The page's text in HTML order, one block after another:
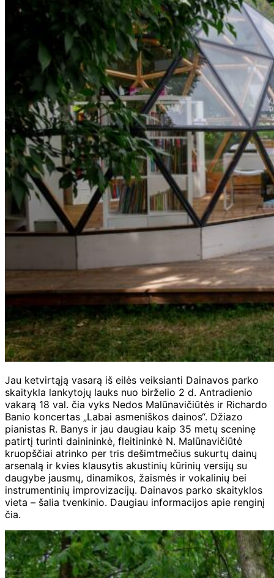
Jau ketvirtąją vasarą iš eilės veiksianti Dainavos parko
skaitykla lankytojų lauks nuo birželio 2 d. Antradienio
vakarą 18 val. čia vyks Nedos Malūnavičiūtės ir Richardo
Banio koncertas „Labai asmeniškos dainos“. Džiazo
pianistas R. Banys ir jau daugiau kaip 35 metų sceninę
patirtį turinti dainininkė, fleitininkė N. Malūnavičiūtė
kruopščiai atrinko per tris dešimtmečius sukurtų dainų
arsenalą ir kvies klausytis akustinių kūrinių versijų su
daugybe jausmų, dinamikos, žaismės ir vokalinių bei
instrumentinių improvizacijų. Dainavos parko skaityklos
vieta – šalia tvenkinio. Daugiau informacijos apie renginį
čia.